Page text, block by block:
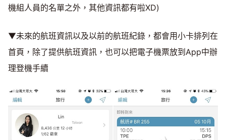
機組人員的名單之外，其他資訊都有啦XD)
▼未來的航班資訊以及以前的航班紀錄，都會用小卡排列在
首頁，除了提供航班資訊，也可以把電子機票放到App中辦
理登機手續